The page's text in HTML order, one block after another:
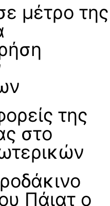
μέτρο της
της
στο
Πάιατ ο